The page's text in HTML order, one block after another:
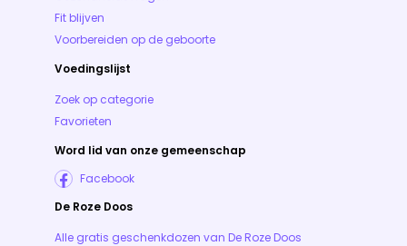
Fit blijven
Voorbereiden op de geboorte
Voedingslijst
Zoek op categorie
Favorieten
Word lid van onze gemeenschap
Facebook
De Roze Doos
Alle gratis geschenkdozen van De Roze Doos